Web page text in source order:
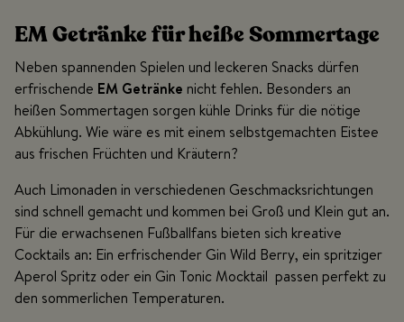
EM Getränke für heiße Sommertage
Neben spannenden Spielen und leckeren Snacks dürfen
erfrischende EM Getränke nicht fehlen. Besonders an
heißen Sommertagen sorgen kühle Drinks für die nötige
Abkühlung. Wie wäre es mit einem selbstgemachten Eistee
aus frischen Früchten und Kräutern?
Auch Limonaden in verschiedenen Geschmacksrichtungen
sind schnell gemacht und kommen bei Groß und Klein gut an.
Für die erwachsenen Fußballfans bieten sich kreative
Cocktails an: Ein erfrischender Gin Wild Berry, ein spritziger
Aperol Spritz oder ein Gin Tonic Mocktail passen perfekt zu
den sommerlichen Temperaturen.